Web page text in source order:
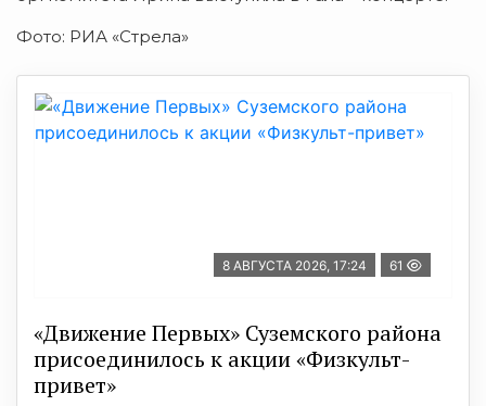
Фото: РИА «Стрела»
8 АВГУСТА 2026, 17:24 61
«Движение Первых» Суземского района
присоединилось к акции «Физкульт-
привет»